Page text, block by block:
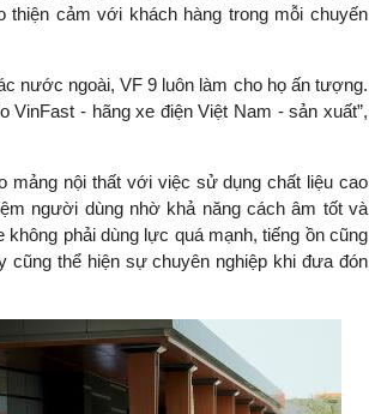
thiện cảm với khách hàng trong mỗi chuyến
nước ngoài, VF 9 luôn làm cho họ ấn tượng.
- hãng xe điện Việt Nam - sản xuất”,
mảng nội thất với việc sử dụng chất liệu cao
người dùng nhờ khả năng cách âm tốt và
phải dùng lực quá mạnh, tiếng ồn cũng
thể hiện sự chuyên nghiệp khi đưa đón